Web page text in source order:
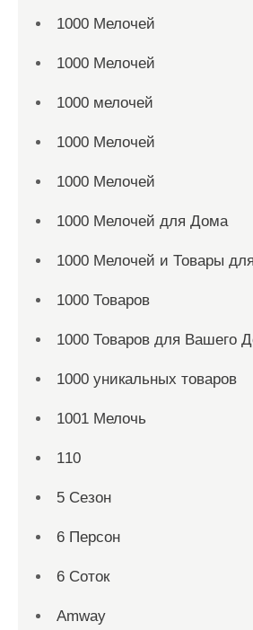
1000 Мелочей
1000 Мелочей
1000 мелочей
1000 Мелочей
1000 Мелочей
1000 Мелочей для Дома
1000 Мелочей и Товары
1000 Товаров
1000 Товаров для Вашего
1000 уникальных товаров
1001 Мелочь
110
5 Сезон
6 Персон
6 Соток
Amway